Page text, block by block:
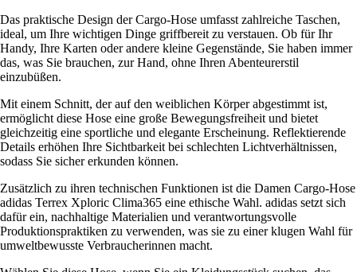
Das praktische Design der Cargo-Hose umfasst zahlreiche Taschen,
ideal, um Ihre wichtigen Dinge griffbereit zu verstauen. Ob für Ihr
Handy, Ihre Karten oder andere kleine Gegenstände, Sie haben immer
das, was Sie brauchen, zur Hand, ohne Ihren Abenteurerstil
einzubüßen.
Mit einem Schnitt, der auf den weiblichen Körper abgestimmt ist,
ermöglicht diese Hose eine große Bewegungsfreiheit und bietet
gleichzeitig eine sportliche und elegante Erscheinung. Reflektierende
Details erhöhen Ihre Sichtbarkeit bei schlechten Lichtverhältnissen,
sodass Sie sicher erkunden können.
Zusätzlich zu ihren technischen Funktionen ist die Damen Cargo-Hose
adidas Terrex Xploric Clima365 eine ethische Wahl. adidas setzt sich
dafür ein, nachhaltige Materialien und verantwortungsvolle
Produktionspraktiken zu verwenden, was sie zu einer klugen Wahl für
umweltbewusste Verbraucherinnen macht.